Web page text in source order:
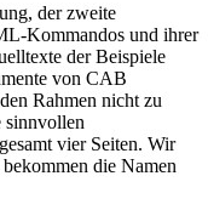
der zweite
Kommandos und ihrer
der Beispiele
von CAB
Rahmen nicht zu
sinnvollen
vier Seiten. Wir
die Namen